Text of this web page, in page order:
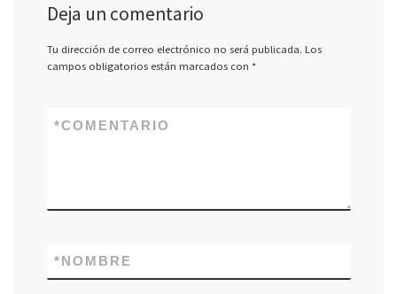
Deja un comentario
Tu dirección de correo electrónico no será publicada. Los
campos obligatorios están marcados con *
COMENTARIO
*
NOMBRE
*